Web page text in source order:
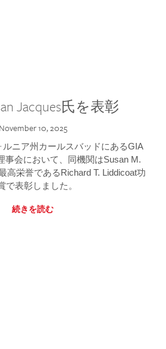
Jacques氏を表彰
November 10, 2025
ルニア州カールスバッドにあるGIA
事会において、同機関はSusan M.
高栄誉であるRichard T. Liddicoat功
で表彰しました。
続きを読む